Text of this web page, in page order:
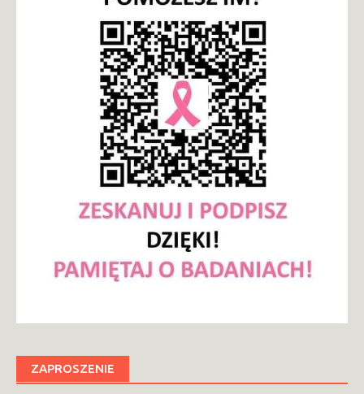
ZAPROSZENIE